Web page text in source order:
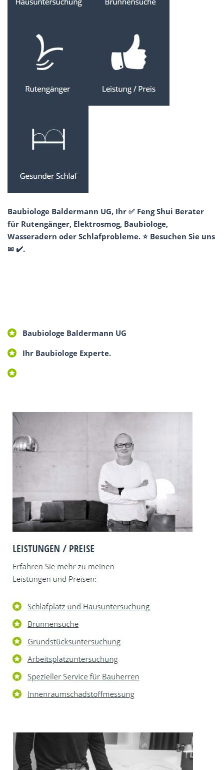
Baubiologe Baldermann UG, Ihr ✅ Feng Shui Berater
für Rutengänger, Elektrosmog, Baubiologe,
Wasseradern oder Schlafprobleme. ⭐ Besuchen Sie uns
✉ ✔️.
Baubiologe Baldermann UG
Ihr Baubiologe Experte.